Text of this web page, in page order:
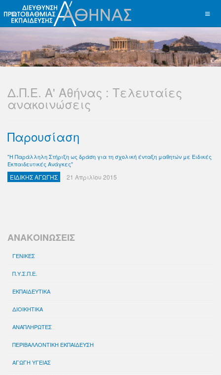
Δ.Π.Ε. Α' Αθήνας : Τελευταίες
ανακοινώσεις
Παρουσίαση
"Η Παράλληλη Στήριξη ως δράση για τη σχολική ένταξη μαθητών με Ειδικές
Εκπαιδευτικές Ανάγκες"
ΕΙΔΙΚΗΣ ΑΓΩΓΗΣ 21 Απριλίου 2015
ΑΝΑΚΟΙΝΩΣΕΙΣ
ΓΕΝΙΚΕΣ
Π.Υ.Σ.Π.Ε.
ΕΚΠΑΙΔΕΥΤΙΚΑ
ΔΙΟΙΚΗΤΙΚΑ
ΑΝΑΠΛΗΡΩΤΕΣ
ΠΕΡΙΒΑΛΛΟΝΤΙΚΗ ΕΚΠΑΙΔΕΥΣΗ
ΑΓΩΓΗ ΥΓΕΙΑΣ